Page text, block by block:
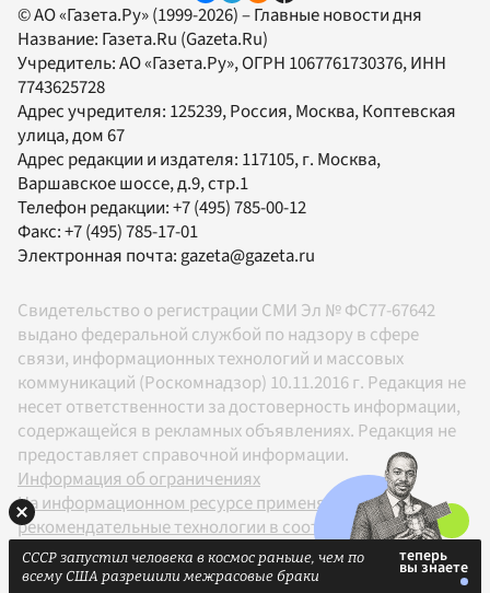
© АО «Газета.Ру» (1999-2026) – Главные новости дня
Название: Газета.Ru (Gazeta.Ru)
Учредитель:АО «Газета.Ру», ОГРН 1067761730376, ИНН
7743625728
Адрес учредителя: 125239, Россия, Москва, Коптевская
улица, дом 67
Адрес редакции и издателя: 117105, г. Москва,
Варшавское шоссе, д.9, стр.1
Телефон редакции:+7 (495) 785-00-12
Факс:+7 (495) 785-17-01
Электронная почта: gazeta@gazeta.ru
Свидетельство о регистрации СМИ Эл № ФС77-67642
выдано федеральной службой по надзору в сфере
связи, информационных технологий и массовых
коммуникаций (Роскомнадзор) 10.11.2016 г. Редакция не
несет ответственности за достоверность информации,
содержащейся в рекламных объявлениях. Редакция не
предоставляет справочной информации.
Информация об ограничениях
На информационном ресурсе применяются
рекомендательные технологии в соответствии с
Правилами
18+
СССР запустил человека в космос раньше, чем по
всему США разрешили межрасовые браки